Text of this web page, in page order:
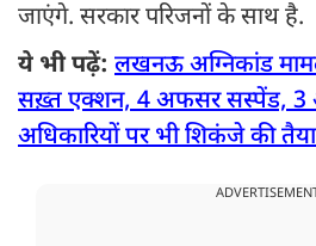
जाएंगे. सरकार परिजनों के साथ है.
ये भी पढ़ें: लखनऊ अग्निकांड
सख़्त एक्शन, 4 अफसर सस्पेंड, 3
अधिकारियों पर भी शिकंजे की